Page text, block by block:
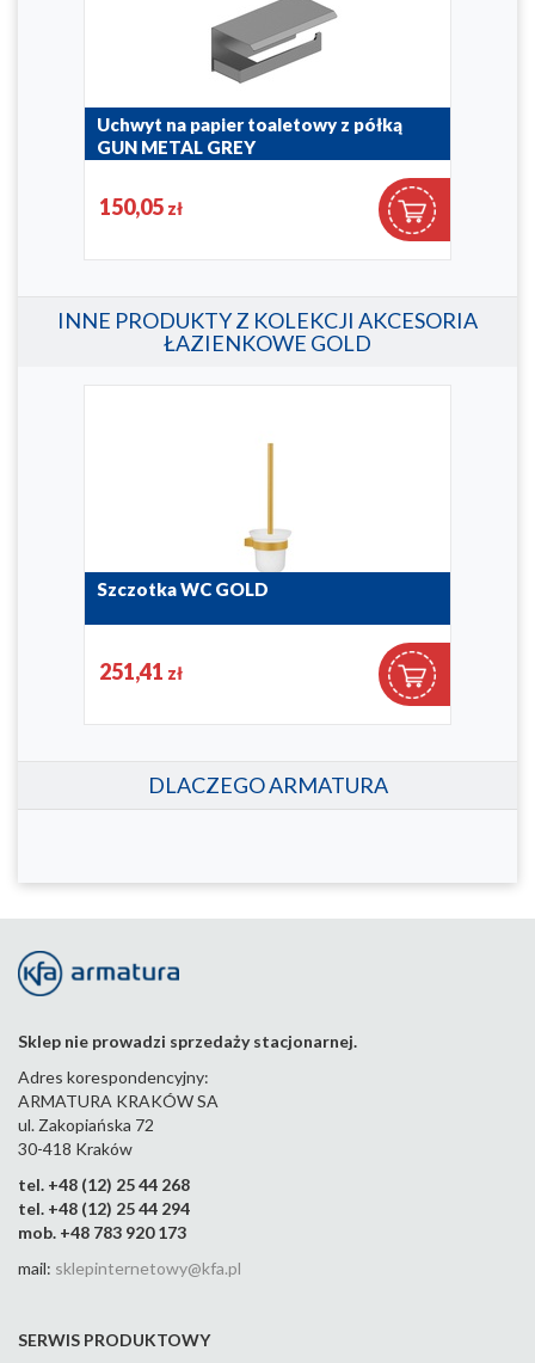
Uchwyt na papier toaletowy z półką
GUN METAL GREY
150,05 zł
INNE PRODUKTY Z KOLEKCJI AKCESORIA
ŁAZIENKOWE GOLD
Szczotka WC GOLD
251,41 zł
DLACZEGO ARMATURA
Sklep nie prowadzi sprzedaży stacjonarnej.
Adres korespondencyjny:
ARMATURA KRAKÓW SA
ul. Zakopiańska 72
30-418 Kraków
tel. +48 (12) 25 44 268
tel. +48 (12) 25 44 294
mob. +48 783 920 173
mail: sklepinternetowy@kfa.pl
SERWIS PRODUKTOWY